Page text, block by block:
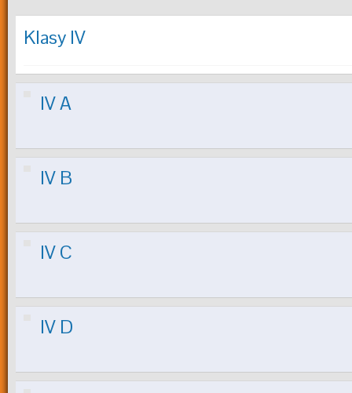
Klasy IV
IV A
IV B
IV C
IV D